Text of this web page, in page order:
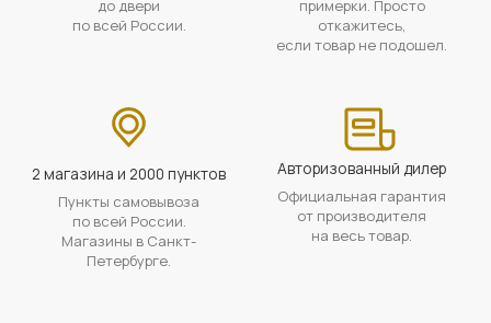
до двери
по всей России.
примерки. Просто
откажитесь,
если товар не подошел.
2 магазина и 2000 пунктов
Пункты самовывоза
по всей России.
Магазины в Санкт-
Петербурге.
Авторизованный дилер
Официальная гарантия
от производителя
на весь товар.